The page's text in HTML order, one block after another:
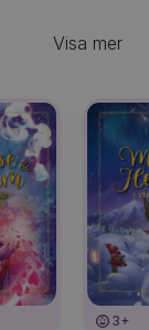
Visa mer
3+